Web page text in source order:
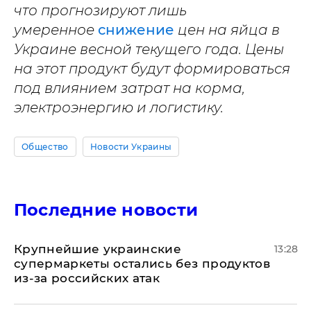
что прогнозируют лишь
умеренное снижение цен на яйца в
Украине весной текущего года. Цены
на этот продукт будут формироваться
под влиянием затрат на корма,
электроэнергию и логистику.
Общество Новости Украины
Последние новости
Крупнейшие украинские
супермаркеты остались без продуктов
из-за российских атак
13:28